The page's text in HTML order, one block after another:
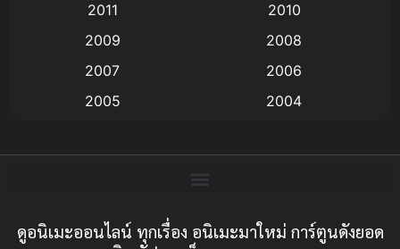
Big tits (นมใหญ่)
Bitch (ผู้หญิงร่าน)
Bondage (ทาส)(1)
2011
2010
2009
2008
2007
2006
2005
2004
1997
1996
ดูอนิเมะออนไลน์ ทุกเรื่อง อนิเมะมาใหม่ การ์ตูนดังยอด